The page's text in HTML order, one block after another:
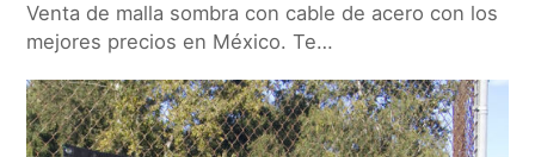
Venta de malla sombra con cable de acero con los
mejores precios en México. Te…